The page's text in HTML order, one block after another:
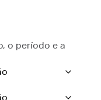
o período e a